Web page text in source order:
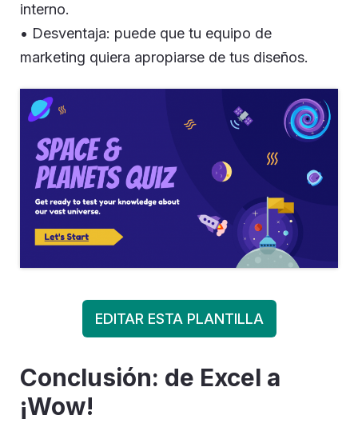
interno.
• Desventaja: puede que tu equipo de
marketing quiera apropiarse de tus diseños.
EDITAR ESTA PLANTILLA
Conclusión: de Excel a
¡Wow!